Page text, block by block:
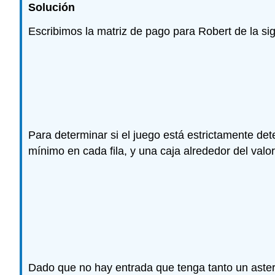
Solución
Escribimos la matriz de pago para Robert de la
Para determinar si el juego está estrictamente
mínimo en cada fila, y una caja alrededor del
Dado que no hay entrada que tenga tanto un